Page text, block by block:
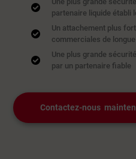
partenaire liquide établi
Un attachement plus
commerciales de
Une plus grande
par un partenaire fiable
Contactez-nous